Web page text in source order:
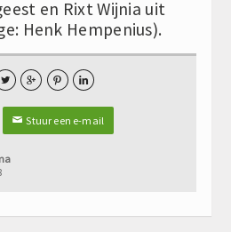
en Rixt Wijnia uit
Henk Hempenius).
   
✉Stuur een e-mail